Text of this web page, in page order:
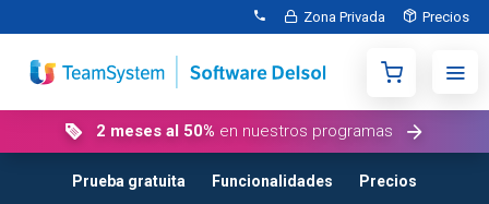
Zona Privada Precios
2 meses al 50% en nuestros programas
Prueba gratuita Funcionalidades Precios